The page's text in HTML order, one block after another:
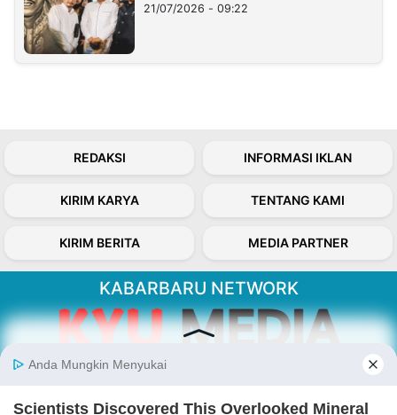
21/07/2026 - 09:22
REDAKSI INFORMASI IKLAN
KIRIM KARYA TENTANG KAMI
KIRIM BERITA MEDIA PARTNER
KABARBARU NETWORK